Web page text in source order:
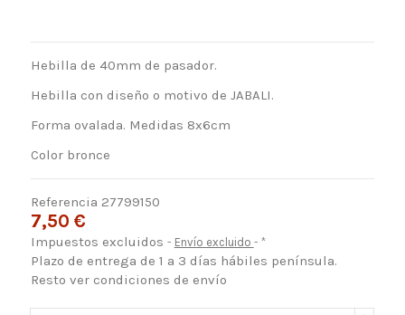
Hebilla de 40mm de pasador.
Hebilla con diseño o motivo de JABALI.
Forma ovalada. Medidas 8x6cm
Color bronce
Referencia 27799150
7,50 €
Impuestos excluidos Envío excluido *
Plazo de entrega de 1 a 3 días hábiles península.
Resto ver condiciones de envío